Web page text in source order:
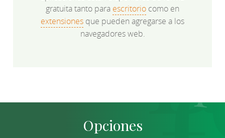
gratuita tanto para escritorio como en
extensiones que pueden agregarse a los
navegadores web.
Opciones